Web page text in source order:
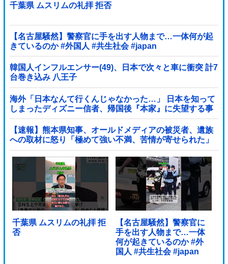
千葉県 ムスリムの礼拝 拒否
【名古屋騒然】警察官に手を出す人物まで…一体何が起
きているのか #外国人 #共生社会 #japan
韓国人インフルエンサー(49)、日本で次々と車に衝突 計7
台巻き込み 八王子
海外「日本なんて行くんじゃなかった…」 日本を知って
しまったディズニー信者、帰国後『本家』に失望する事
態に
【速報】熊本県知事、オールドメディアの被災者、遺族
への取材に怒り「極めて強い不満、苦情が寄せられた」
他
千葉県 ムスリムの礼拝 拒
否
【名古屋騒然】警察官に
手を出す人物まで…一体
何が起きているのか #外
国人 #共生社会 #japan